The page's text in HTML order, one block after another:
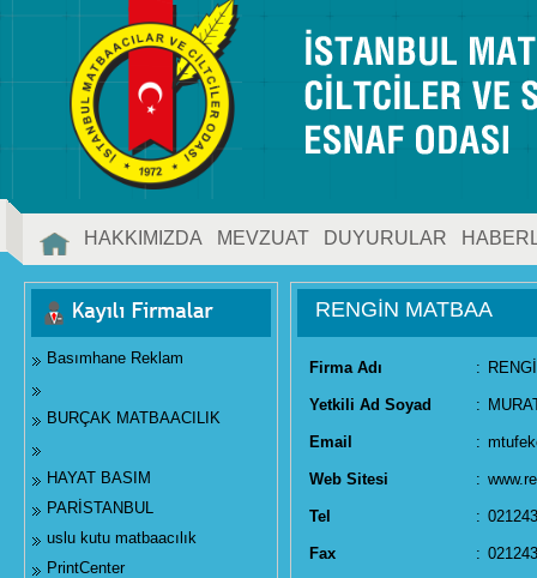
HAKKIMIZDA MEVZUAT DUYURULAR
İLETİŞİM
Basımhane Reklam
BURÇAK MATBAACILIK
HAYAT BASIM
PARİSTANBUL
uslu kutu matbaacılık
PrintCenter
RENGİN MATBAA
Firma Adı :
Yetkili Ad Soyad :
Email :
Web Sitesi :
Tel :
Fax :